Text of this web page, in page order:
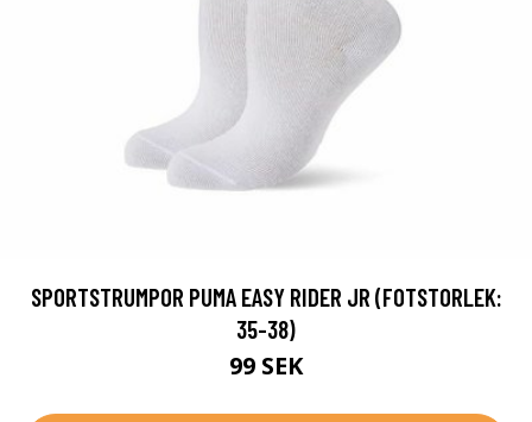
SPORTSTRUMPOR PUMA EASY RIDER JR (FOTSTORLEK:
35-38)
99 SEK